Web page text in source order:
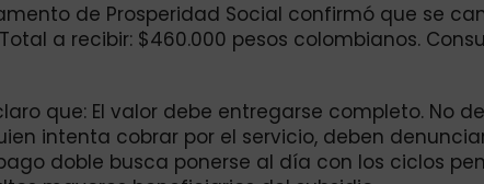
de Prosperidad Social confirmó que se
a recibir: $460.000 pesos colombianos.
que: El valor debe entregarse completo. No
intenta cobrar por el servicio, deben
doble busca ponerse al día con los ciclos